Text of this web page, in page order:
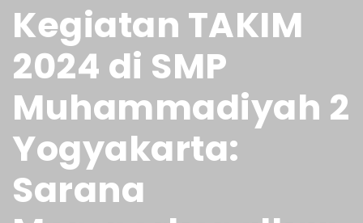
Kegiatan TAKIM
2024 di SMP
Muhammadiyah 2
Yogyakarta:
Sarana